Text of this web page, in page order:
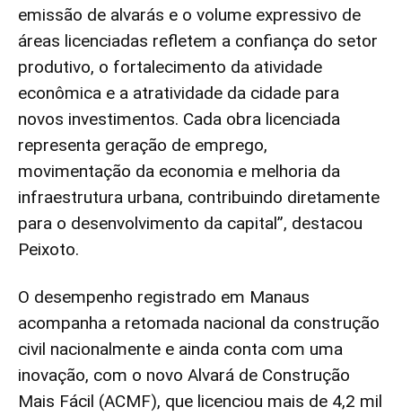
emissão de alvarás e o volume expressivo de
áreas licenciadas refletem a confiança do setor
produtivo, o fortalecimento da atividade
econômica e a atratividade da cidade para
novos investimentos. Cada obra licenciada
representa geração de emprego,
movimentação da economia e melhoria da
infraestrutura urbana, contribuindo diretamente
para o desenvolvimento da capital”, destacou
Peixoto.
O desempenho registrado em Manaus
acompanha a retomada nacional da construção
civil nacionalmente e ainda conta com uma
inovação, com o novo Alvará de Construção
Mais Fácil (ACMF), que licenciou mais de 4,2 mil